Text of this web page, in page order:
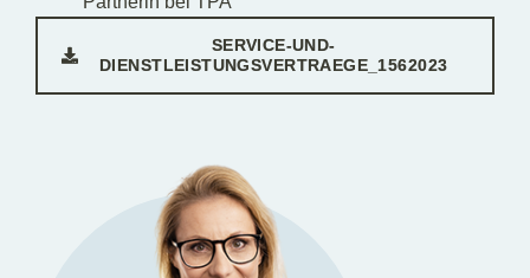
SERVICE-UND-
DIENSTLEISTUNGSVERTRAEGE_1562023